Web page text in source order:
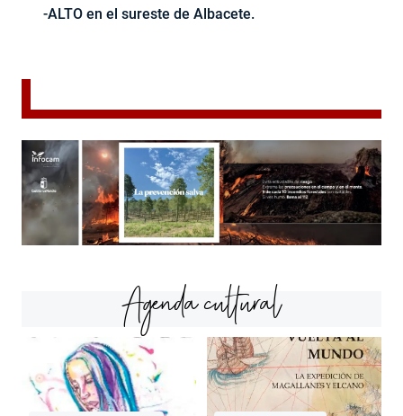
-ALTO en el sureste de Albacete.
Agenda cultural